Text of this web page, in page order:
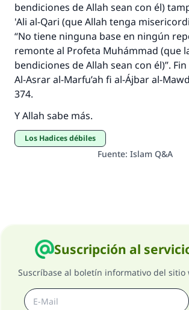
bendiciones de Allah sean con él)
'Ali al-Qari (que Allah tenga
“No tiene ninguna base en ningún
remonte al Profeta Muhámmad (que
bendiciones de Allah sean con él)”.
Al-Asrar al-Marfu’ah fi al-Ájbar al-
374.
Y Allah sabe más.
Los Hadices débiles
Fuente: Islam Q&A
Suscripción al
Suscríbase al boletín informativo del sitio